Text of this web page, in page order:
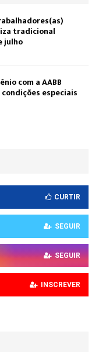
tradicional
julho
com a AABB
especiais
CURTIR
SEGUIR
SEGUIR
INSCREVER